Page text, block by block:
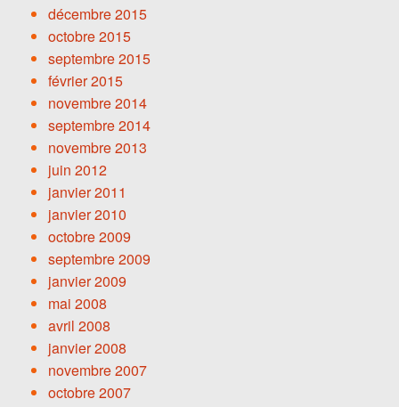
décembre 2015
octobre 2015
septembre 2015
février 2015
novembre 2014
septembre 2014
novembre 2013
juin 2012
janvier 2011
janvier 2010
octobre 2009
septembre 2009
janvier 2009
mai 2008
avril 2008
janvier 2008
novembre 2007
octobre 2007